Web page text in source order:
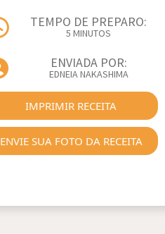
TEMPO DE PREPARO:
5 MINUTOS
ENVIADA POR:
EDNEIA NAKASHIMA
IMPRIMIR RECEITA
ENVIE SUA FOTO DA RECEITA